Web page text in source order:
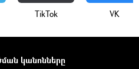
ТikТоk VK
կանոնները